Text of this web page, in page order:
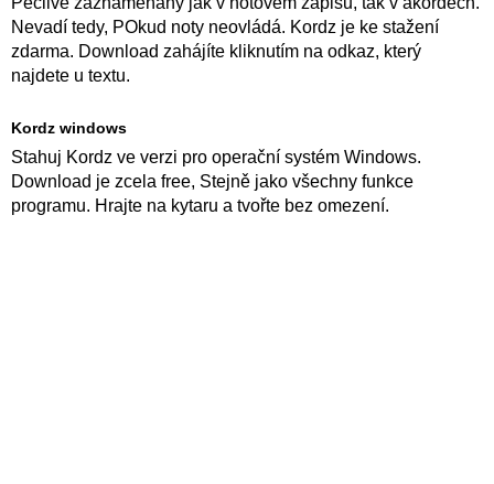
Nevadí tedy, POkud noty neovládá. Kordz je ke stažení
zdarma. Download zahájíte kliknutím na odkaz, který
najdete u textu.
Kordz windows
Stahuj Kordz ve verzi pro operační systém Windows.
Download je zcela free, Stejně jako všechny funkce
programu. Hrajte na kytaru a tvořte bez omezení.